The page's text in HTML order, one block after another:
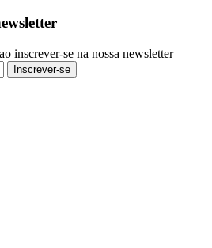
inscrever-se na nossa newsletter
Inscrever-se